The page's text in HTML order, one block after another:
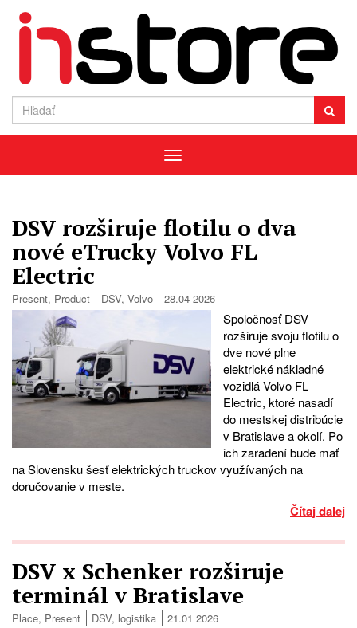
Menu
DSV rozširuje flotilu o dva
nové eTrucky Volvo FL
Electric
Present, Product DSV, Volvo 28.04 2026
Spoločnosť DSV
rozširuje svoju flotilu o
dve nové plne
elektrické nákladné
vozidlá Volvo FL
Electric, ktoré nasadí
do mestskej distribúcie
v Bratislave a okolí. Po
ich zaradení bude mať
na Slovensku šesť elektrických truckov využívaných na
doručovanie v meste.
Čítaj dalej
DSV x Schenker rozširuje
terminál v Bratislave
Place, Present DSV, logistika 21.01 2026